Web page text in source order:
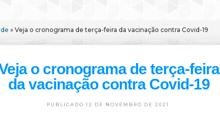
» Veja o cronograma de terça-feira da vacinação contra Covid-19
o cronograma de terça-feira
da vacinação contra Covid-19
PUBLICADO 12 DE NOVEMBRO DE 2021.